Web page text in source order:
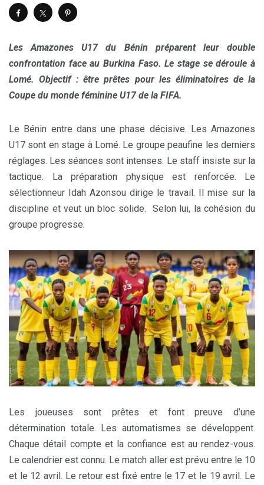
Les Amazones U17 du Bénin préparent leur double
confrontation face au Burkina Faso. Le stage se déroule à
Lomé. Objectif : être prêtes pour les éliminatoires de la
Coupe du monde féminine U17 de la FIFA.
Le Bénin entre dans une phase décisive. Les Amazones
U17 sont en stage à Lomé. Le groupe peaufine les derniers
réglages. Les séances sont intenses. Le staff insiste sur la
tactique. La préparation physique est renforcée. Le
sélectionneur Idah Azonsou dirige le travail. Il mise sur la
discipline et veut un bloc solide. Selon lui, la cohésion du
groupe progresse.
Les joueuses sont prêtes et font preuve d’une
détermination totale. Les automatismes se développent.
Chaque détail compte et la confiance est au rendez-vous.
Le calendrier est connu. Le match aller est prévu entre le 10
et le 12 avril. Le retour est fixé entre le 17 et le 19 avril. Le